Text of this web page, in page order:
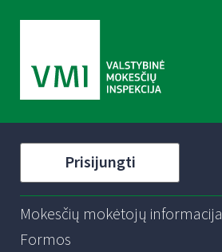
Prisijungti
Mokesčių mokėtojų informacija
Formos